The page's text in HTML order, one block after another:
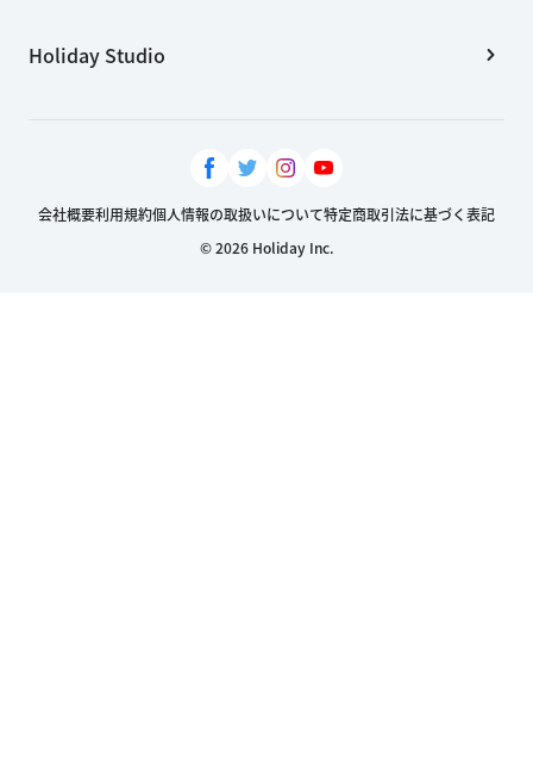
Holiday Studio
会社概要利用規約個人情報の取扱いについて特定商取引法に基づく表記
© 2026 Holiday Inc.